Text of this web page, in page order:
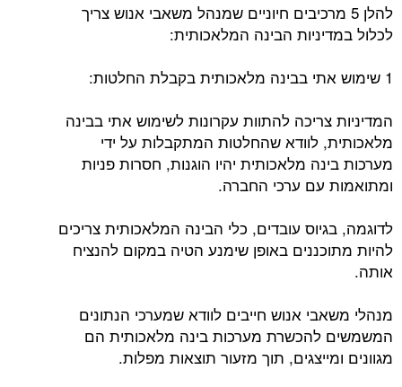
להלן 5 מרכיבים חיוניים שמנהל משאבי אנוש צריך
לכלול במדיניות הבינה המלאכותית:
1 שימוש אתי בבינה מלאכותית בקבלת החלטות:
המדיניות צריכה להתוות עקרונות לשימוש אתי בבינה
מלאכותית, לוודא שהחלטות המתקבלות על ידי
מערכות בינה מלאכותית יהיו הוגנות, חסרות פניות
ומתואמות עם ערכי החברה.
לדוגמה, בגיוס עובדים, כלי הבינה המלאכותית צריכים
להיות מתוכננים באופן שימנע הטיה במקום להנציח
אותה.
מנהלי משאבי אנוש חייבים לוודא שמערכי הנתונים
המשמשים להכשרת מערכות בינה מלאכותית הם
מגוונים ומייצגים, תוך מזעור תוצאות מפלות.